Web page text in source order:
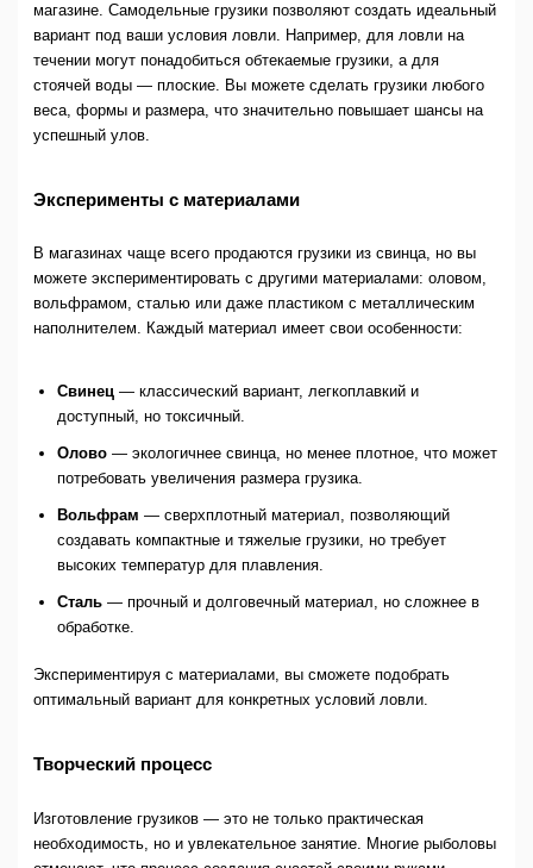
магазине. Самодельные грузики позволяют создать идеальный
вариант под ваши условия ловли. Например, для ловли на
течении могут понадобиться обтекаемые грузики, а для
стоячей воды — плоские. Вы можете сделать грузики любого
веса, формы и размера, что значительно повышает шансы на
успешный улов.
Эксперименты с материалами
В магазинах чаще всего продаются грузики из свинца, но вы
можете экспериментировать с другими материалами: оловом,
вольфрамом, сталью или даже пластиком с металлическим
наполнителем. Каждый материал имеет свои особенности:
Свинец— классический вариант, легкоплавкий и
доступный, но токсичный.
Олово— экологичнее свинца, но менее плотное, что может
потребовать увеличения размера грузика.
Вольфрам — сверхплотный материал, позволяющий
создавать компактные и тяжелые грузики, но требует
высоких температур для плавления.
Сталь— прочный и долговечный материал, но сложнее в
обработке.
Экспериментируя с материалами, вы сможете подобрать
оптимальный вариант для конкретных условий ловли.
Творческий процесс
Изготовление грузиков — это не только практическая
необходимость, но и увлекательное занятие. Многие рыболовы